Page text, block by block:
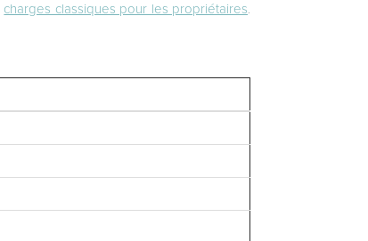
charges classiques pour les propriétaires.